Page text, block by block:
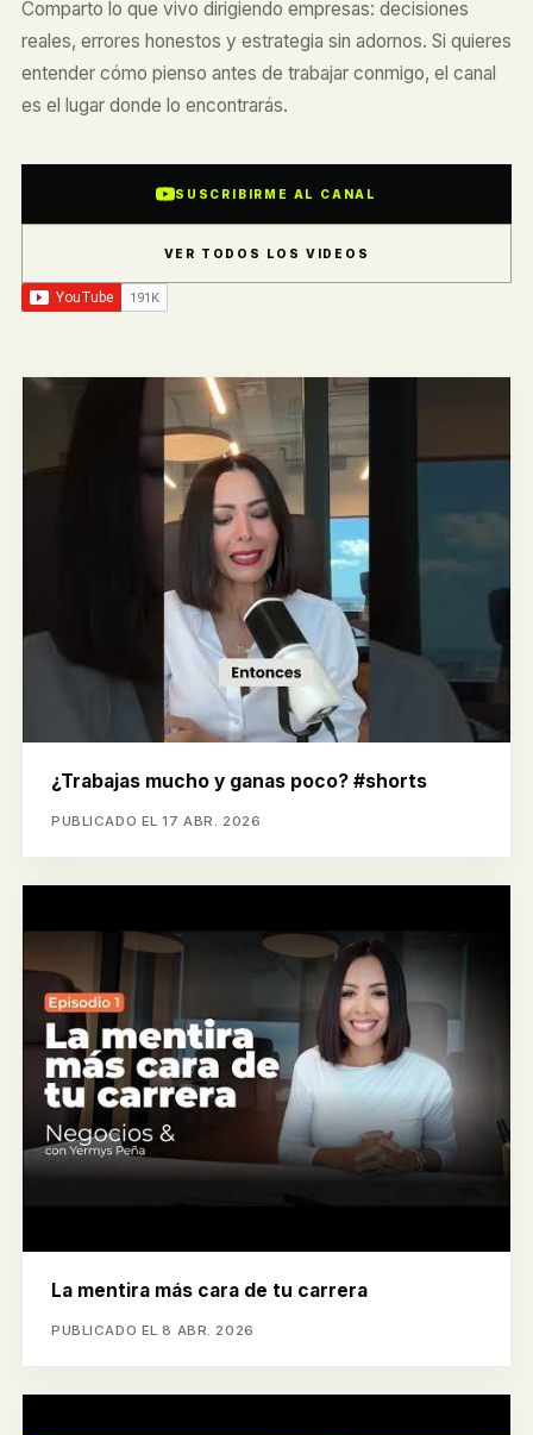
Comparto lo que vivo dirigiendo empresas: decisiones
reales, errores honestos y estrategia sin adornos. Si quieres
entender cómo pienso antes de trabajar conmigo, el canal
es el lugar donde lo encontrarás.
SUSCRIBIRME AL CANAL
VER TODOS LOS VIDEOS
¿Trabajas mucho y ganas poco? #shorts
PUBLICADO EL 17 ABR. 2026
La mentira más cara de tu carrera
PUBLICADO EL 8 ABR. 2026